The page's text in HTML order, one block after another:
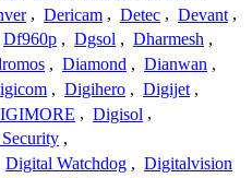
, Dericam , Detec , Devant ,
Df960p , Dgsol , Dharmesh ,
, Diamond , Dianwan ,
, Digihero , Digijet ,
, Digisol ,
,
Digital Watchdog , Digitalvision